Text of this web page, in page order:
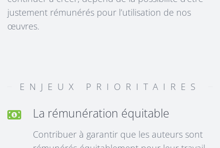
justement rémunérés pour l’utilisation de nos
œuvres.
ENJEUX PRIORITAIRES
La rémunération équitable
Contribuer à garantir que les auteurs sont